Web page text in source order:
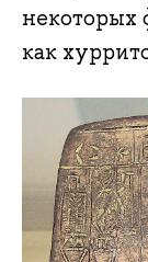
некоторых
как